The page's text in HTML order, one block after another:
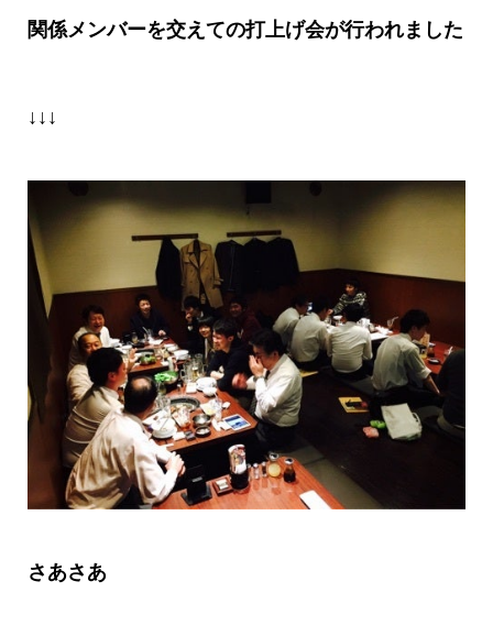
関係メンバーを交えての打上げ会が行われました
↓↓↓
さあさあ